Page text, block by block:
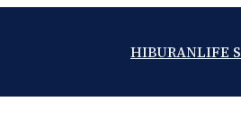
HIBURANLIFE